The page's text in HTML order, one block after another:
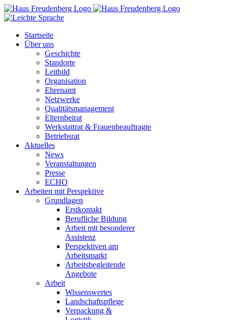
Zum
Inhalt
Startseite
Über uns
Geschichte
Standorte
Leitbild
Organisation
Ehrenamt
Netzwerke
Qualitätsmanagement
Elternbeirat
Werkstattrat & Frauenbeauftragte
Betriebsrat
Aktuelles
News
Veranstaltungen
Presse
ECHO
Arbeiten mit Perspektive
Grundlagen
Erstkontakt
Berufliche Bildung
Arbeit mit besonderer
Assistenz
Perspektiven am
Arbeitsmarkt
Arbeitsbegleitende
Angebote
Arbeit
Wissenswertes
Landschaftspflege
Verpackung &